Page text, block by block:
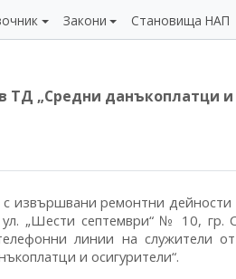
Закони Становища НАП
ТД „Средни данъкоплатци и
извършвани ремонтни дейности
„Шести септември“ № 10, гр.
линии на служители
и осигурители“.